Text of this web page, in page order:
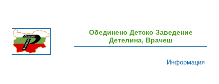
Обединено Детско Заведение
Детелина, Врачеш
Информация